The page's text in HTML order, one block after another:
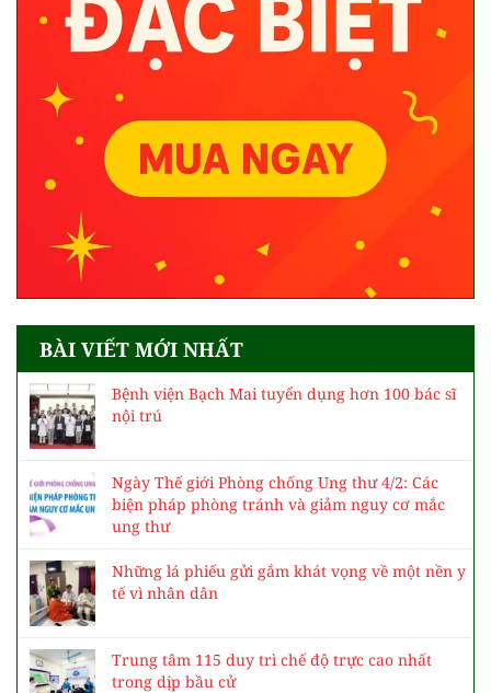
BÀI VIẾT MỚI NHẤT
Bệnh viện Bạch Mai tuyển dụng hơn 100 bác sĩ
nội trú
Ngày Thế giới Phòng chống Ung thư 4/2: Các
biện pháp phòng tránh và giảm nguy cơ mắc
ung thư
Những lá phiếu gửi gắm khát vọng về một nền y
tế vì nhân dân
Trung tâm 115 duy trì chế độ trực cao nhất
trong dịp bầu cử